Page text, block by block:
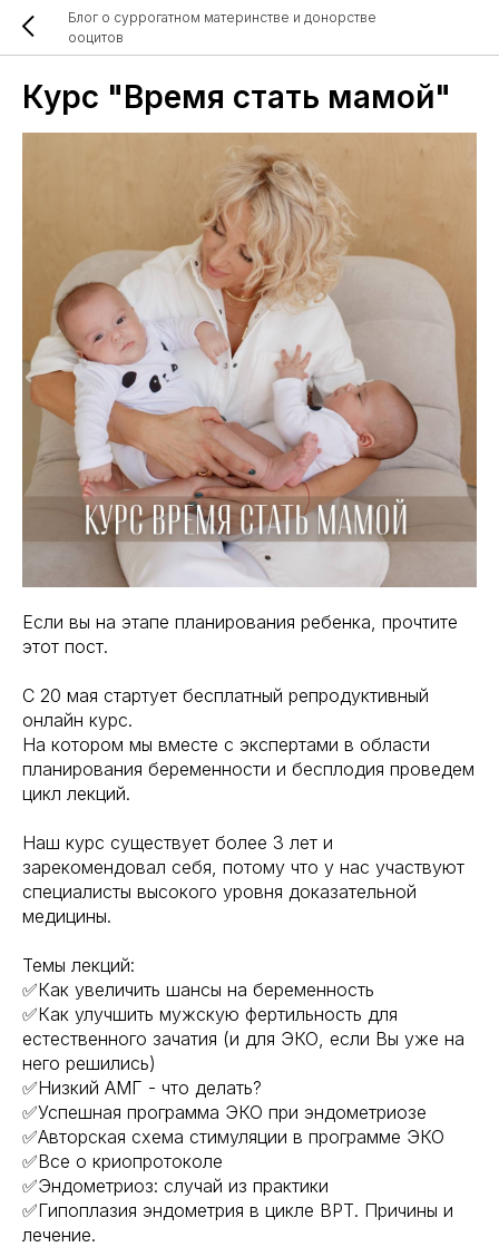
Блог о суррогатном материнстве и донорстве
ооцитов
Курс "Время стать мамой"
Если вы на этапе планирования ребенка, прочтите
этот пост.
С 20 мая стартует бесплатный репродуктивный
онлайн курс.
На котором мы вместе с экспертами в области
планирования беременности и бесплодия проведем
цикл лекций.
Наш курс существует более 3 лет и
зарекомендовал себя, потому что у нас участвуют
специалисты высокого уровня доказательной
медицины.
Темы лекций:
✅Как увеличить шансы на беременность
✅Как улучшить мужскую фертильность для
естественного зачатия (и для ЭКО, если Вы уже на
него решились)
✅Низкий АМГ - что делать?
✅Успешная программа ЭКО при эндометриозе
✅Авторская схема стимуляции в программе ЭКО
✅Все о криопротоколе
✅Эндометриоз: случай из практики
✅Гипоплазия эндометрия в цикле ВРТ. Причины и
лечение.